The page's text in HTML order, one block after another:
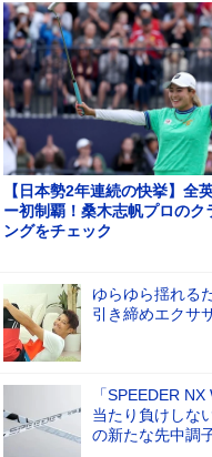
【日本勢2年連続の快挙】全
ー初制覇！桑木志帆プロのク
ングをチェック
ゆらゆら揺れる
引き締めエクサ
「SPEEDER
当たり負けしな
の新たな先中調